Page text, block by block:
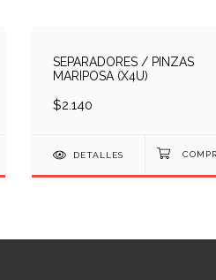
SEPARADORES / PINZAS
MARIPOSA (X4U)
$2.140
DETALLES